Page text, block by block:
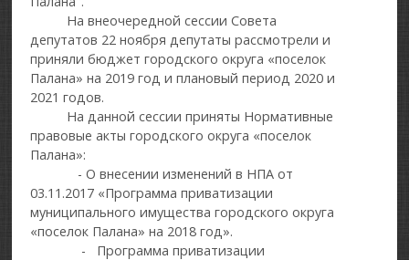
На внеочередной сессии Совета
депутатов 22 ноября депутаты рассмотрели и
приняли бюджет городского округа «поселок
Палана» на 2019 год и плановый период 2020 и
2021 годов.
На данной сессии приняты Нормативные
правовые акты городского округа «поселок
Палана»:
- О внесении изменений в НПА от
03.11.2017 «Программа приватизации
муниципального имущества городского округа
«поселок Палана» на 2018 год».
- Программа приватизации